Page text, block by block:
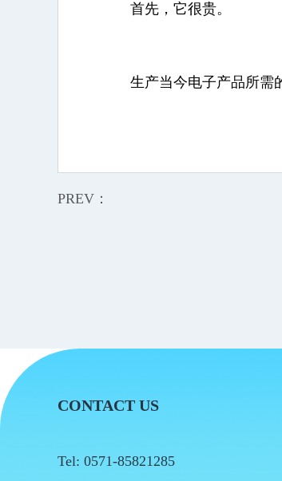
首先，它很贵。
生产当今电子产品所需
PREV：
CONTACT US
Tel: 0571-85821285